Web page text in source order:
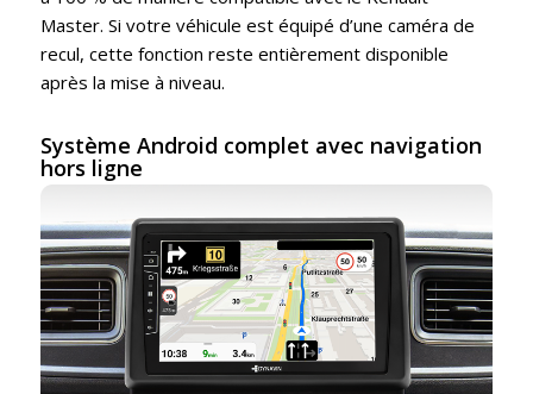
Master. Si votre véhicule est équipé d’une caméra de
recul, cette fonction reste entièrement disponible
après la mise à niveau.
Système Android complet avec navigation
hors ligne